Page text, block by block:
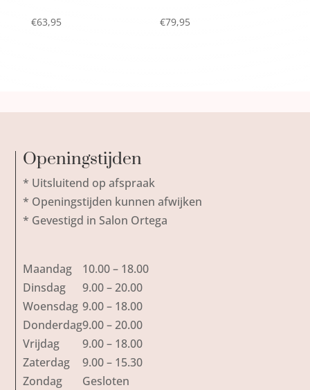
€63,95 €79,95
Openingstijden
* Uitsluitend op afspraak
* Openingstijden kunnen afwijken
* Gevestigd in Salon Ortega
Maandag
Dinsdag
Woensdag
Donderdag
Vrijdag
Zaterdag
Zondag
10.00 – 18.00
9.00 – 20.00
9.00 – 18.00
9.00 – 20.00
9.00 – 18.00
9.00 – 15.30
Gesloten